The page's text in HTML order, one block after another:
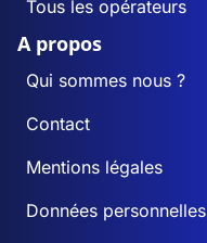
Tous les opérateurs
A propos
Qui sommes nous ?
Contact
Mentions légales
Données personnelles